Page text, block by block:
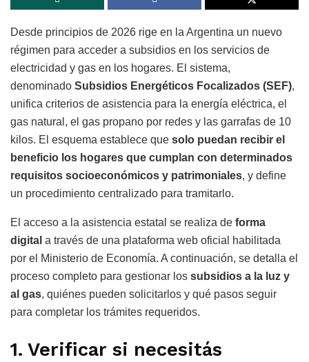
Desde principios de 2026 rige en la Argentina un nuevo
régimen para acceder a subsidios en los servicios de
electricidad y gas en los hogares. El sistema,
denominado Subsidios Energéticos Focalizados (SEF),
unifica criterios de asistencia para la energía eléctrica, el
gas natural, el gas propano por redes y las garrafas de 10
kilos. El esquema establece que solo puedan recibir el
beneficio los hogares que cumplan con determinados
requisitos socioeconómicos y patrimoniales, y define
un procedimiento centralizado para tramitarlo.
El acceso a la asistencia estatal se realiza de forma
digital a través de una plataforma web oficial habilitada
por el Ministerio de Economía. A continuación, se detalla el
proceso completo para gestionar los subsidios a la luz y
al gas, quiénes pueden solicitarlos y qué pasos seguir
para completar los trámites requeridos.
1. Verificar si necesitás